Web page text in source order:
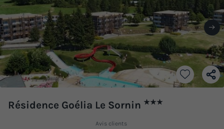
Résidence Goélia Le Sornin ★★★
Avis clients